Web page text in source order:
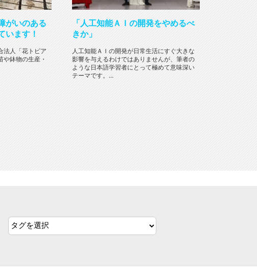
がいのある
います！
法人「花トピア
や鉢物の生産・
「人工知能ＡＩの開発をやめるべ
きか」
人工知能ＡＩの開発が日常生活にすぐ大きな
影響を与えるわけではありませんが、筆者の
ような日本語学習者にとって極めて意味深い
テーマです。...